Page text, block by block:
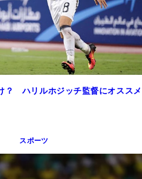
？ ハリルホジッチ監督にオススメ
スポーツ